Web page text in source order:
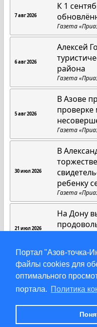
Портал "Азов-точка-
файлы cookies для
оптимального
портала. Политика
7 авг 2026
К 1
Газета
6 авг 2026
Алексей
района
Газета
5 авг 2026
В Азове
проверке
Газета
30 июл 2026
В
ребенку
Газета
21 июл 2026
На Дону
Пресс-